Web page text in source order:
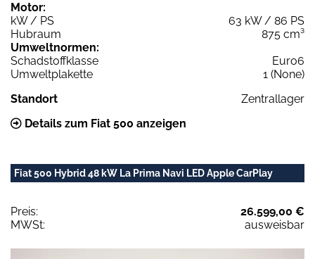
Motor:
kW / PS
63 kW / 86 PS
Hubraum
875 cm³
Umweltnormen:
Schadstoffklasse
Euro6
Umweltplakette
1 (None)
Standort
Zentrallager
Details zum Fiat 500 anzeigen
Fiat 500 Hybrid 48 kW La Prima Navi LED Apple CarPlay
Preis:
26.599,00 €
MWSt:
ausweisbar